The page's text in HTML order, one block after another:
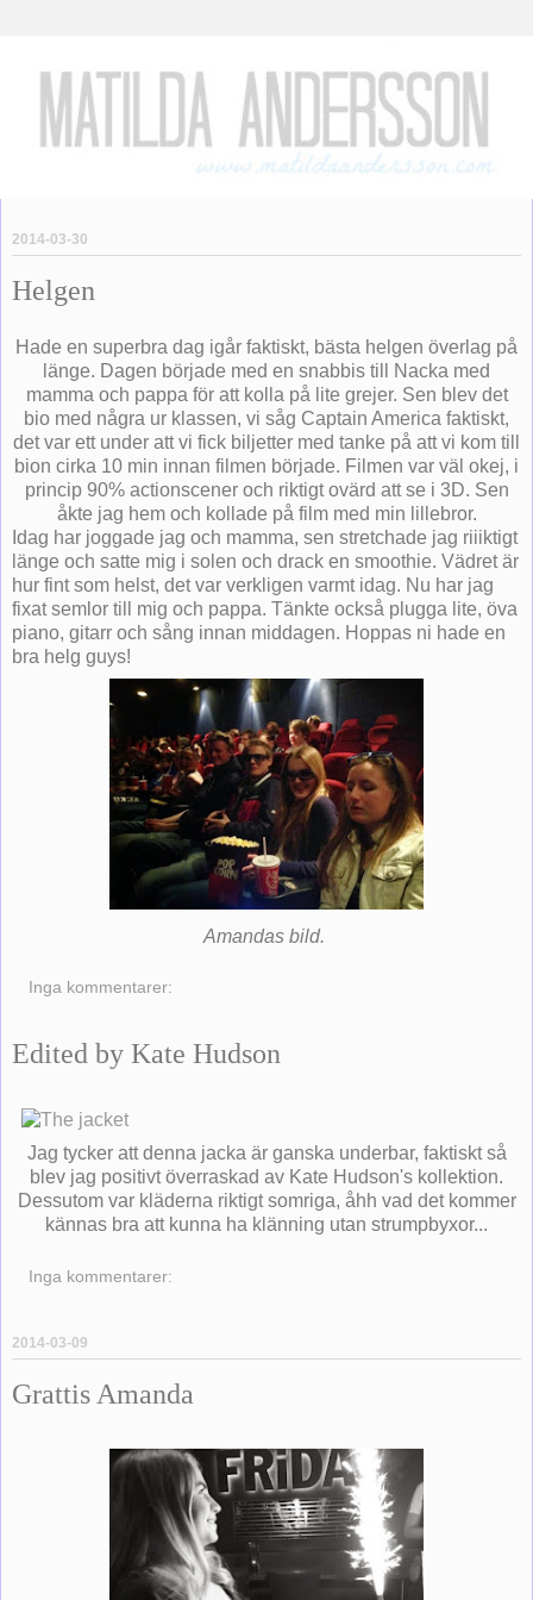
2014-03-30
Helgen
Hade en superbra dag igår faktiskt, bästa helgen överlag på
länge. Dagen började med en snabbis till Nacka med
mamma och pappa för att kolla på lite grejer. Sen blev det
bio med några ur klassen, vi såg Captain America faktiskt,
det var ett under att vi fick biljetter med tanke på att vi kom till
bion cirka 10 min innan filmen började. Filmen var väl okej, i
princip 90% actionscener och riktigt ovärd att se i 3D. Sen
åkte jag hem och kollade på film med min lillebror.
Idag har joggade jag och mamma, sen stretchade jag riiiktigt
länge och satte mig i solen och drack en smoothie. Vädret är
hur fint som helst, det var verkligen varmt idag. Nu har jag
fixat semlor till mig och pappa. Tänkte också plugga lite, öva
piano, gitarr och sång innan middagen. Hoppas ni hade en
bra helg guys!
Amandas bild.
Inga kommentarer:
Edited by Kate Hudson
Jag tycker att denna jacka är ganska underbar, faktiskt så
blev jag positivt överraskad av Kate Hudson's kollektion.
Dessutom var kläderna riktigt somriga, åhh vad det kommer
kännas bra att kunna ha klänning utan strumpbyxor...
Inga kommentarer:
2014-03-09
Grattis Amanda